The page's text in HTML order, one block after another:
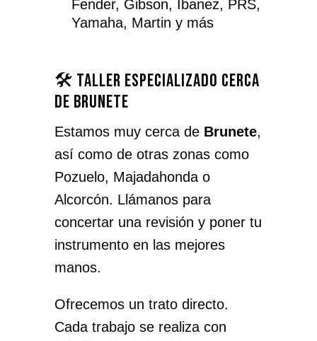
Fender, Gibson, Ibanez, PRS,
Yamaha, Martin y más
🛠️ Taller especializado cerca
de Brunete
Estamos muy cerca de Brunete,
así como de otras zonas como
Pozuelo, Majadahonda o
Alcorcón. Llámanos para
concertar una revisión y poner tu
instrumento en las mejores
manos.
Ofrecemos un trato directo.
Cada trabajo se realiza con